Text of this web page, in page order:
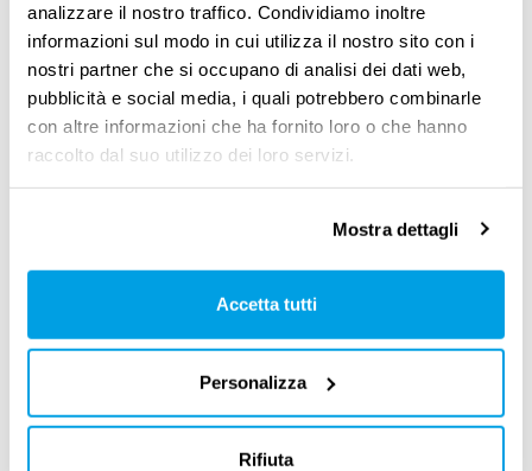
analizzare il nostro traffico. Condividiamo inoltre
informazioni sul modo in cui utilizza il nostro sito con i
nostri partner che si occupano di analisi dei dati web,
pubblicità e social media, i quali potrebbero combinarle
con altre informazioni che ha fornito loro o che hanno
raccolto dal suo utilizzo dei loro servizi.
Mostra dettagli
Accetta tutti
Personalizza
Rifiuta
Lo stress può essere
considerato una malattia
professionale?
No, lo stress lavoro-correlato non è una
stressanti possono provocare alcune
patologie.
Come anticipato, lo stress non è la patologia,
ma la causa di alcune malattie.
viene dimostrata l’origine professionale della
patologia, questa può essere qualificata